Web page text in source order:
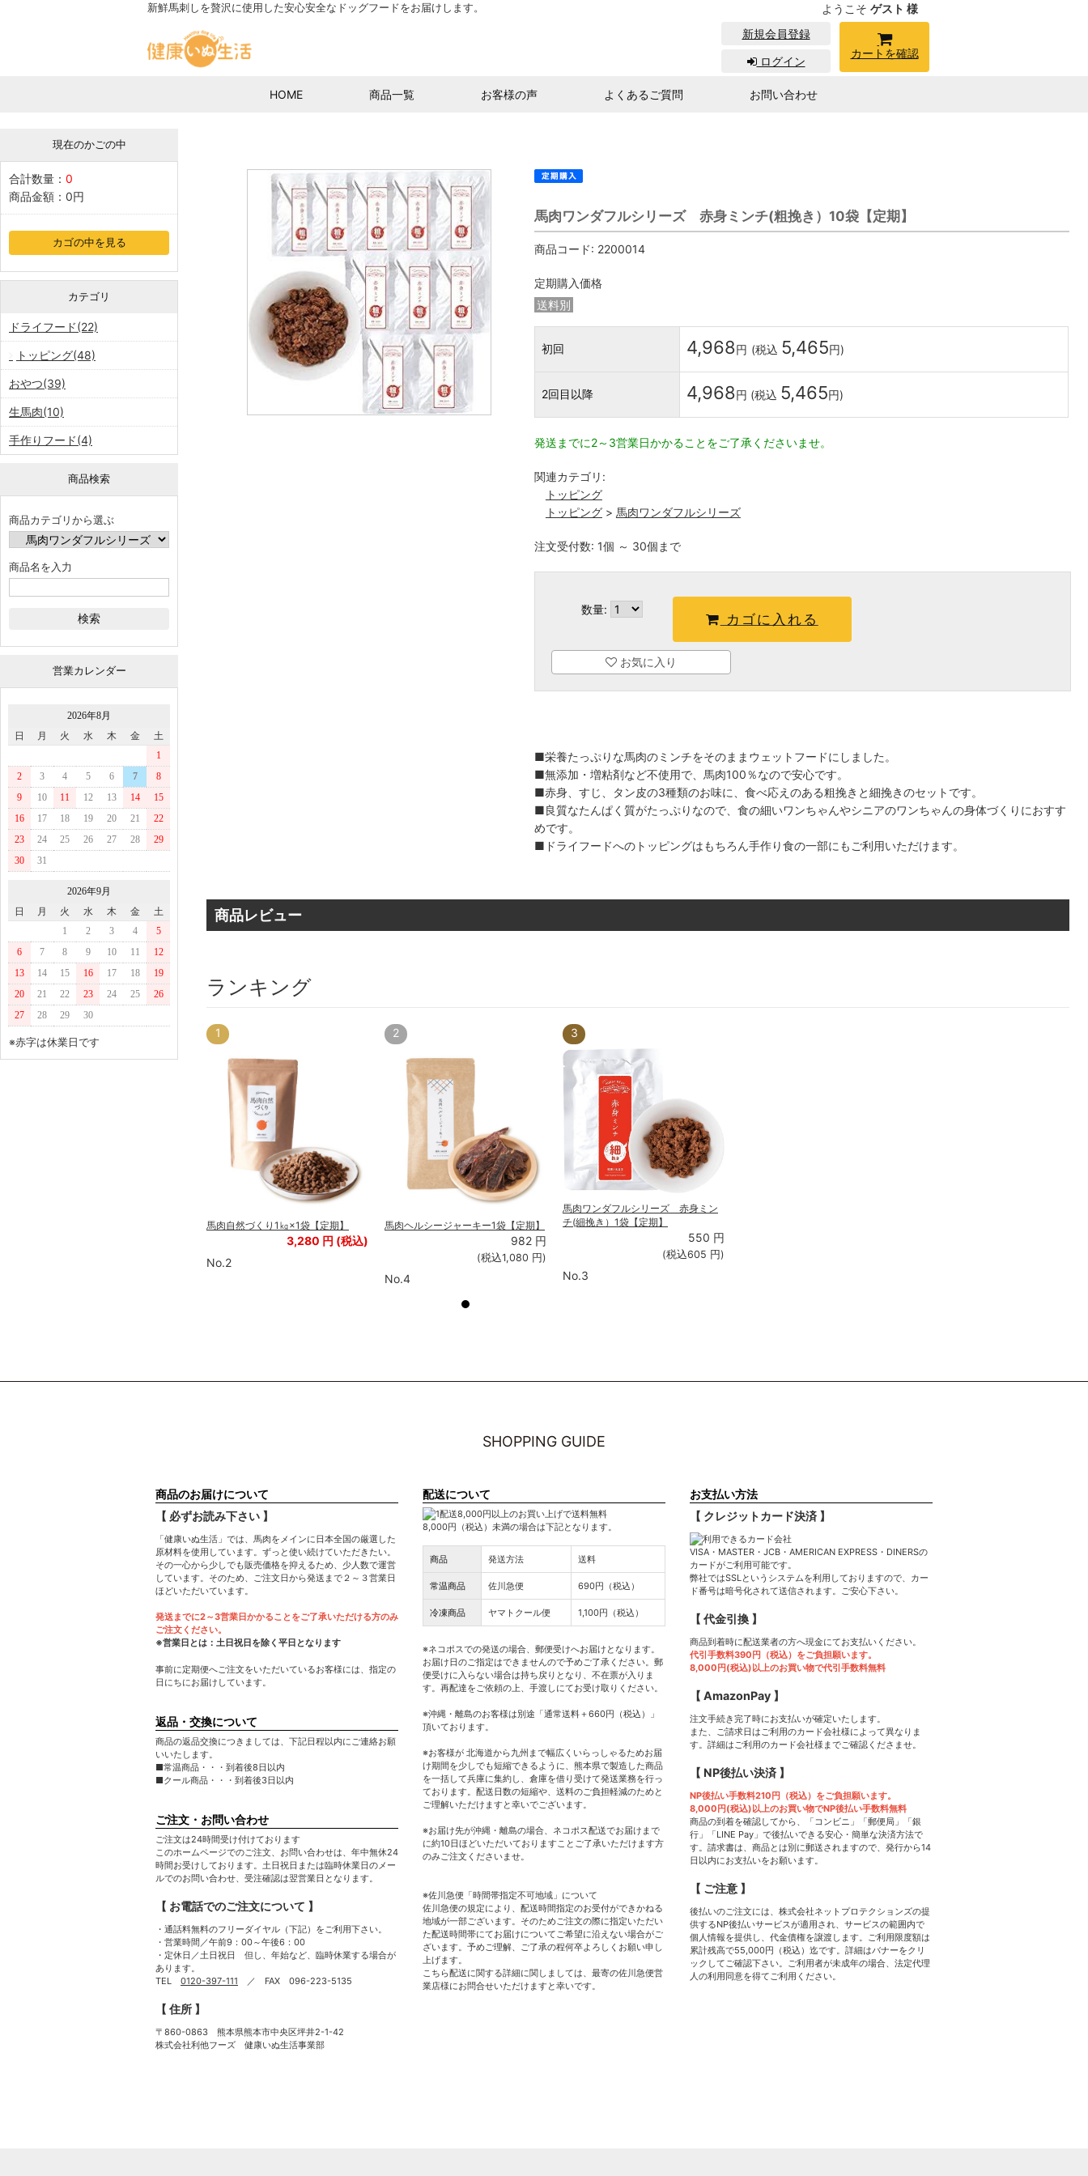
新鮮馬刺しを贅沢に使用した安心安全なドッグフードをお届けします。 ようこそ ゲスト 様
新規会員登録
ログイン
カートを確認
HOME 商品一覧 お客様の声 よくあるご質問 お問い合わせ
現在のかごの中
合計数量： 0
商品金額： 0円
カゴの中を見る
カテゴリ
ドライフード(22)
トッピング(48)
おやつ(39)
生馬肉(10)
手作りフード(4)
商品検索
商品カテゴリから選ぶ
商品名を入力
営業カレンダー
2026年8月
日
月 火 水 木 金
土
1
2
3 4 5 6 7
8
9
10 11 12 13 14
15
16
17 18 19 20 21
22
23
24 25 26 27 28
29
30
31
2026年9月
日
月 火 水 木 金
土
1
2 3 4
5
6
7 8 9 10 11
12
13
14 15 16 17 18
19
20
21 22 23 24 25
26
27
28 29 30
※赤字は休業日です
馬肉ワンダフルシリーズ 赤身ミンチ(粗挽き）10袋【定期】
商品コード: 2200014
定期購入価格
送料別
初回 4,968円 (税込 5,465円)
2回目以降 4,968円 (税込 5,465円)
発送までに2～3営業日かかることをご了承くださいませ。
関連カテゴリ:
トッピング
トッピング> 馬肉ワンダフルシリーズ
注文受付数: 1個 ～ 30個まで
数量:
カゴに入れる
お気に入り
■栄養たっぷりな馬肉のミンチをそのままウェットフードにしました。
■無添加・増粘剤など不使用で、馬肉100％なので安心です。
■赤身、すじ、タン皮の3種類のお味に、食べ応えのある粗挽きと細挽きのセットです。
■良質なたんぱく質がたっぷりなので、食の細いワンちゃんやシニアのワンちゃんの身体づくりにおすす
めです。
■ドライフードへのトッピングはもちろん手作り食の一部にもご利用いただけます。
商品レビュー
ランキング
1
馬肉自然づくり1㎏×1袋【定期】
3,280 円 (税込)
No.2
2
馬肉ヘルシージャーキー1袋【定期】
982 円
(税込1,080 円)
No.4
3
馬肉ワンダフルシリーズ 赤身ミン
チ(細挽き）1袋【定期】
550 円
(税込605 円)
No.3
SHOPPING GUIDE
商品のお届けについて
【 必ずお読み下さい 】
「健康いぬ生活」では、馬肉をメインに日本全国の厳選した
原材料を使用しています。ずっと使い続けていただきたい。
その一心から少しでも販売価格を抑えるため、少人数で運営
しています。そのため、ご注文日から発送まで２～３営業日
ほどいただいています。
発送までに2～3営業日かかることをご了承いただける方のみ
ご注文ください。
※営業日とは：土日祝日を除く平日となります
事前に定期便へご注文をいただいているお客様には、指定の
日にちにお届けしています。
返品・交換について
商品の返品交換につきましては、下記日程以内にご連絡お願
いいたします。
■常温商品・・・到着後8日以内
■クール商品・・・到着後3日以内
ご注文・お問い合わせ
ご注文は24時間受け付けております
このホームページでのご注文、お問い合わせは、年中無休24
時間お受けしております。土日祝日または臨時休業日のメー
ルでのお問い合わせ、受注確認は翌営業日となります。
【 お電話でのご注文について 】
・通話料無料のフリーダイヤル（下記）をご利用下さい。
・営業時間／午前9：00～午後6：00
・定休日／土日祝日 但し、年始など、臨時休業する場合が
あります。
TEL 0120-397-111 ／ FAX 096-223-5135
【 住所 】
〒860-0863 熊本県熊本市中央区坪井2-1-42
株式会社利他フーズ 健康いぬ生活事業部
配送について
8,000円（税込）未満の場合は下記となります。
商品 発送方法 送料
常温商品 佐川急便 690円（税込）
冷凍商品 ヤマトクール便 1,100円（税込）
※ネコポスでの発送の場合、郵便受けへお届けとなります。
お届け日のご指定はできませんので予めご了承ください。郵
便受けに入らない場合は持ち戻りとなり、不在票が入りま
す。再配達をご依頼の上、手渡しにてお受け取りください。
※沖縄・離島のお客様は別途「通常送料＋660円（税込）」
頂いております。
※お客様が 北海道から九州まで幅広くいらっしゃるためお届
け期間を少しでも短縮できるように、熊本県で製造した商品
を一括して兵庫に集約し、倉庫を借り受けて発送業務を行っ
ております。配送日数の短縮や、送料のご負担軽減のためと
ご理解いただけますと幸いでございます。
※お届け先が沖縄・離島の場合、ネコポス配送でお届けまで
に約10日ほどいただいておりますことご了承いただけます方
のみご注文くださいませ。
※佐川急便「時間帯指定不可地域」について
佐川急便の規定により、配送時間指定のお受付ができかねる
地域が一部ございます。そのためご注文の際に指定いただい
た配送時間帯にてお届けについてご希望に沿えない場合がご
ざいます。予めご理解、ご了承の程何卒よろしくお願い申し
上げます。
こちら配送に関する詳細に関しましては、最寄の佐川急便営
業店様にお問合せいただけますと幸いです。
お支払い方法
【 クレジットカード決済 】
VISA・MASTER・JCB・AMERICAN EXPRESS・DINERSの
カードがご利用可能です。
弊社ではSSLというシステムを利用しておりますので、カー
ド番号は暗号化されて送信されます。ご安心下さい。
【 代金引換 】
商品到着時に配送業者の方へ現金にてお支払いください。
代引手数料390円（税込）をご負担願います。
8,000円(税込)以上のお買い物で代引手数料無料
【 AmazonPay 】
注文手続き完了時にお支払いが確定いたします。
また、ご請求日はご利用のカード会社様によって異なりま
す。詳細はご利用のカード会社様までご確認くださませ。
【 NP後払い決済 】
NP後払い手数料210円（税込）をご負担願います。
8,000円(税込)以上のお買い物でNP後払い手数料無料
商品の到着を確認してから、「コンビニ」「郵便局」「銀
行」「LINE Pay」で後払いできる安心・簡単な決済方法で
す。請求書は、商品とは別に郵送されますので、発行から14
日以内にお支払いをお願います。
【 ご注意 】
後払いのご注文には、株式会社ネットプロテクションズの提
供するNP後払いサービスが適用され、サービスの範囲内で
個人情報を提供し、代金債権を譲渡します。ご利用限度額は
累計残高で55,000円（税込）迄です。詳細はバナーをクリ
ックしてご確認下さい。ご利用者が未成年の場合、法定代理
人の利用同意を得てご利用ください。